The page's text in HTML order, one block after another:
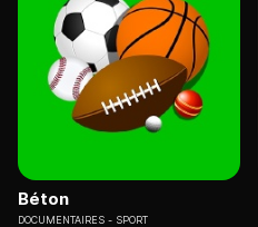
Béton
DOCUMENTAIRES SPORT